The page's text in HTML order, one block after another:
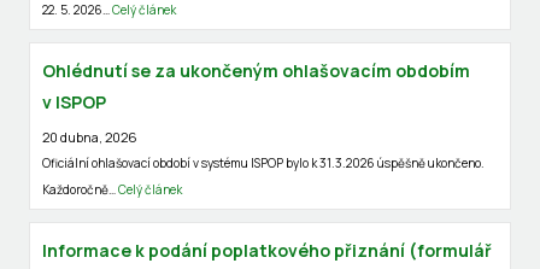
22. 5. 2026…Celý článek
Ohlédnutí se za ukončeným ohlašovacím obdobím
v ISPOP
20 dubna, 2026
Oficiální ohlašovací období v systému ISPOP bylo k 31.3.2026 úspěšně ukončeno.
Každoročně…Celý článek
Informace k podání poplatkového přiznání (formulář